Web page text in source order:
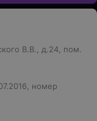
В.В., д.24, пом.
номер